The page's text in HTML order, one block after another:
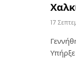
17